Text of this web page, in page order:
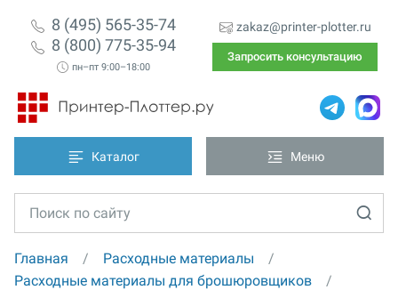
8 (495) 565-35-74
8 (800) 775-35-94
пн–пт 9:00–18:00
zakaz@printer-plotter.ru
Запросить консультацию
Каталог Меню
Главная
Расходные материалы
Расходные материалы для брошюровщиков